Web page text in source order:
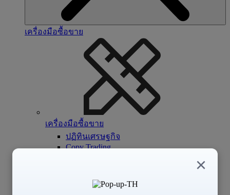
เครื่องมือซื้อขาย
เครื่องมือซื้อขาย
ปฏิทินเศรษฐกิจ
Copy Trading
×